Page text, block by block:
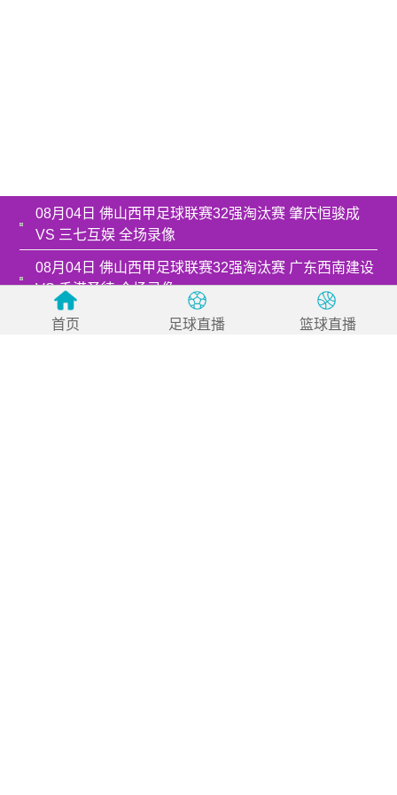
08月04日 佛山西甲足球联赛32强淘汰赛 肇庆恒骏成
VS 三七互娱 全场录像
08月04日 佛山西甲足球联赛32强淘汰赛 广东西南建设
VS 香港圣徒 全场录像
08月04日 佛山西甲足球联赛32强淘汰赛 藝品高國際
首页 足球直播 篮球直播